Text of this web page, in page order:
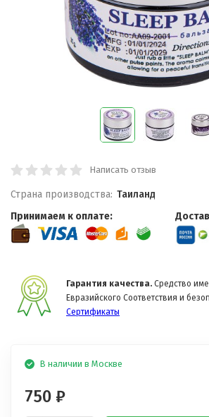
Написать отзыв
Страна производства: Таиланд
Принимаем к оплате:
Гарантия качества. Средство
Евразийского Соответствия и
Сертификаты
В наличии в Москве
750 ₽